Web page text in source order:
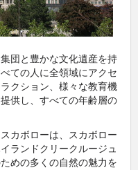
団と豊かな文化遺産を持
ての人に全領域にアクセ
クション、様々な教育機
供し、すべての年齢層の
カボローは、スカボロー
ランドクリークルージュ
めの多くの自然の魅力を